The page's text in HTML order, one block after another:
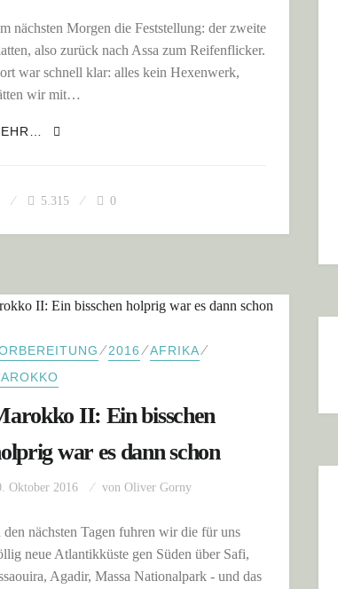
nächsten Morgen die Feststellung: der zweite
also zurück nach Assa zum Reifenflicker.
war schnell klar: alles kein Hexenwerk,
wir mit…
MAROKKO II: NA, WER WILL DENN DA
5.315 0
⁄2016 ⁄AFRIKA⁄
II: Ein bisschen
war es dann schon
Oktober 2016 vonOliver Gorny
den nächsten Tagen fuhren wir die für uns
neue Atlantikküste gen Süden über Safi,
Agadir, Massa Nationalpark - und das